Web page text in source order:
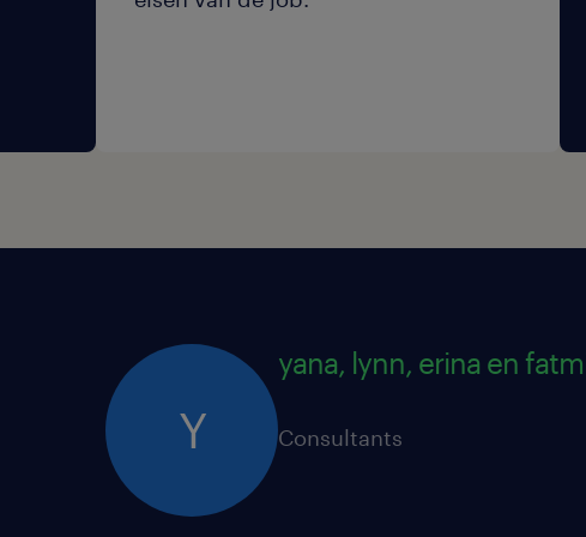
Y
yana, lynn, erina en
Consultants